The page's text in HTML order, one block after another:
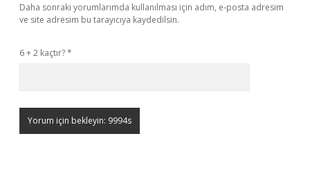
Daha sonraki yorumlarımda kullanılması için adım, e-posta adresim
ve site adresim bu tarayıcıya kaydedilsin.
6 + 2 kaçtır?*